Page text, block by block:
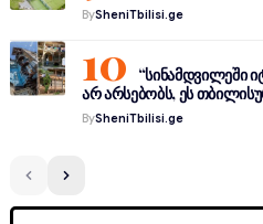
BySheniTbilisi.ge
“სინამდვილეში
არ არსებობს, ეს
BySheniTbilisi.ge